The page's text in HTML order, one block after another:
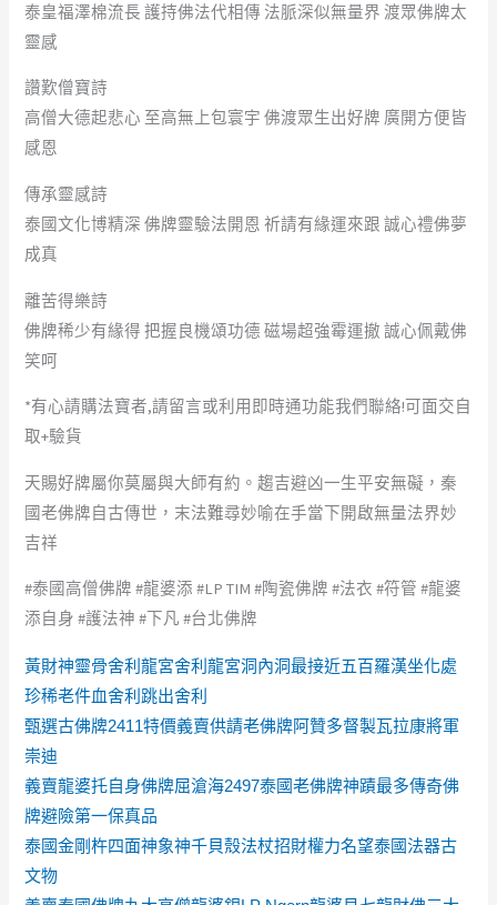
泰皇福澤棉流長 護持佛法代相傳 法脈深似無量界 渡眾佛牌太
靈感
讚歎僧寶詩
高僧大德起悲心 至高無上包寰宇 佛渡眾生出好牌 廣開方便皆
感恩
傳承靈感詩
泰國文化博精深 佛牌靈驗法開恩 祈請有緣運來跟 誠心禮佛夢
成真
離苦得樂詩
佛牌稀少有緣得 把握良機頌功德 磁場超強霉運撤 誠心佩戴佛
笑呵
*有心請購法寶者,請留言或利用即時通功能我們聯絡!可面交自
取+驗貨
天賜好牌屬你莫屬與大師有約。趨吉避凶一生平安無礙，秦
國老佛牌自古傳世，末法難尋妙喻在手當下開啟無量法界妙
吉祥
#泰國高僧佛牌 #龍婆添 #LP TIM #陶瓷佛牌 #法衣 #符管 #龍婆
添自身 #護法神 #下凡 #台北佛牌
黃財神靈骨舍利龍宮舍利龍宮洞內洞最接近五百羅漢坐化處
珍稀老件血舍利跳出舍利
甄選古佛牌2411特價義賣供請老佛牌阿贊多督製瓦拉康將軍
崇迪
義賣龍婆托自身佛牌屈滄海2497泰國老佛牌神蹟最多傳奇佛
牌避險第一保真品
泰國金剛杵四面神象神千貝殼法杖招財權力名望泰國法器古
文物